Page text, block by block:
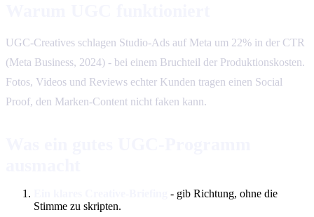
UGC-Creatives schlagen Studio-Ads auf Meta um 22% in der CTR
(Meta Business, 2024) - bei einem Bruchteil der Produktionskosten.
Fotos, Videos und Reviews echter Kunden tragen einen Social
Proof, den Marken-Content nicht faken kann.
- gib Richtung, ohne die
Stimme zu skripten.